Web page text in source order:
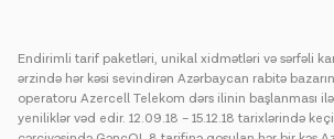
Endirimli tarif paketləri, unikal xidmətləri və sərfəli
ərzində hər kəsi sevindirən Azərbaycan rabitə
operatoru Azercell Telekom dərs ilinin başlanması
yeniliklər vəd edir. 12.09.18 – 15.12.18 tarixlərində